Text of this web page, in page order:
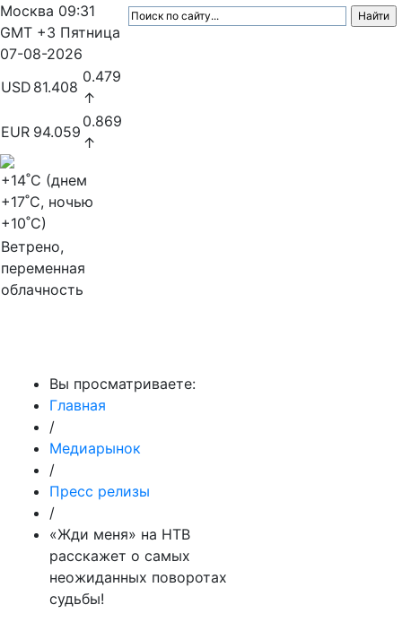
Москва 09:31
GMT +3 Пятница
07-08-2026
USD 81.408
0.479
↑
EUR 94.059
0.869
↑
+14˚C (днем
+17˚C, ночью
+10˚C)
Ветрено,
переменная
облачность
Вы просматриваете:
Главная
/
Медиарынок
/
Пресс релизы
/
«Жди меня» на НТВ
расскажет о самых
неожиданных поворотах
судьбы!